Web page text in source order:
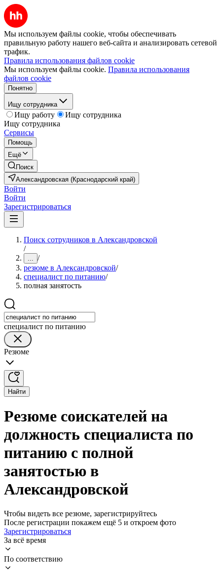
Мы используем файлы cookie, чтобы обеспечивать
правильную работу нашего веб-сайта и анализировать сетевой
трафик.
Правила использования файлов cookie
Мы используем файлы cookie. Правила использования
файлов cookie
Понятно
Ищу сотрудника
Ищу работу
Ищу сотрудника
Ищу сотрудника
Сервисы
Помощь
Ещё
Поиск
Александровская (Краснодарский край)
Войти
Войти
Зарегистрироваться
Поиск сотрудников в Александровской
/
... /
резюме в Александровской/
специалист по питанию/
полная занятость
специалист по питанию
Резюме
Найти
Резюме соискателей на
должность специалиста по
питанию с полной
занятостью в
Александровской
Чтобы видеть все резюме, зарегистрируйтесь
После регистрации покажем ещё 5 и откроем фото
Зарегистрироваться
За всё время
По соответствию